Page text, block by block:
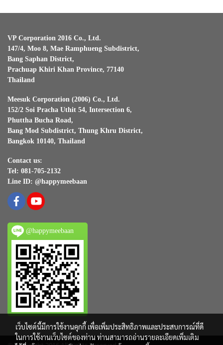
VP Corporation 2016 Co., Ltd.
147/4, Moo 8, Mae Ramphueng Subdistrict,
Bang Saphan District,
Prachuap Khiri Khan Province, 77140
Thailand
Meesuk Corporation (2006) Co., Ltd.
152/2 Soi Pracha Uthit 54, Intersection 6,
Phuttha Bucha Road,
Bang Mod Subdistrict, Thung Khru District,
Bangkok 10140, Thailand
Contact us:
Tel: 081-705-2132
Line ID: @happymeebaan
@happymeebaan
เว็บไซต์นี้มีการใช้งานคุกกี้ เพื่อเพิ่มประสิทธิภาพและประสบการณ์ที่ดี
ในการใช้งานเว็บไซต์ของท่าน ท่านสามารถอ่านรายละเอียดเพิ่มเติม